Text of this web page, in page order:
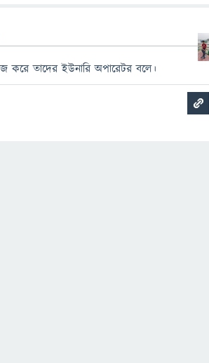
করে তাদের ইউনারি অপারেটর বলে।